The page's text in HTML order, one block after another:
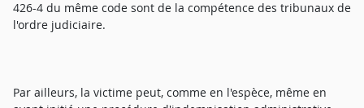
426-4 du même code sont de la compétence des tribunaux de
l'ordre judiciaire.
Par ailleurs, la victime peut, comme en l'espèce, même en